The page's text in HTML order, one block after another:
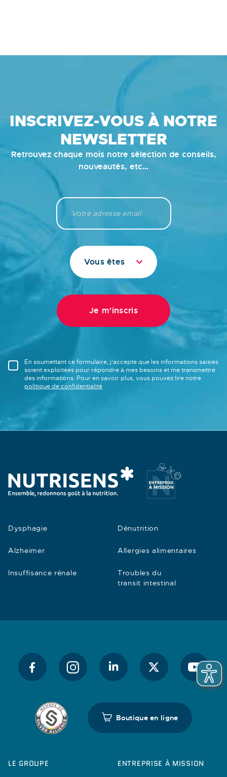
INSCRIVEZ-VOUS À NOTRE
NEWSLETTER
Retrouvez chaque mois notre sélection de conseils,
nouveautés, etc…
Vous êtes
En soumettant ce formulaire, j'accepte que les informations saisies
soient exploitées pour répondre à mes besoins et me transmettre
des informations. Pour en savoir plus, vous pouvez lire notre
politique de confidentialité
Dysphagie Dénutrition
Alzheimer Allergies alimentaires
Insuffisance rénale
Troubles du
transit intestinal
Boutique en ligne
LE GROUPE ENTREPRISE À MISSION